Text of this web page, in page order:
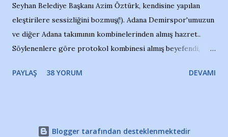
Seyhan Belediye Başkanı Azim Öztürk, kendisine yapılan
eleştirilere sessizliğini bozmuş(!). Adana Demirspor'umuzun
ve diğer Adana takımının kombinelerinden almış hazret..
Söylenenlere göre protokol kombinesi almış beyefendi,
ki kombineyi Bekir Başkan'dan alırken; dillere destan..
Takımıma maddi gelir oldu diye seviniyorum, fakat bu
PAYLAŞ 38 YORUM DEVAMI
Blogger tarafından desteklenmektedir